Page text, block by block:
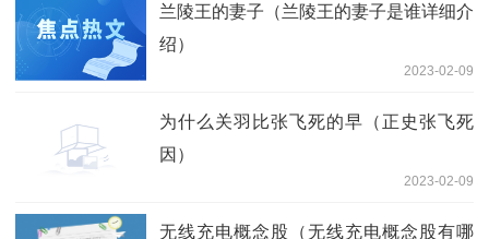
兰陵王的妻子（兰陵王的妻子是谁详细介
绍）
2023-02-09
为什么关羽比张飞死的早（正史张飞死
因）
2023-02-09
无线充电概念股（无线充电概念股有哪